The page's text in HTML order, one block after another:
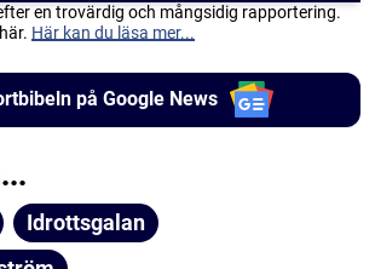
en trovärdig och mångsidig rapportering.
Här kan du läsa mer...
på Google News
Idrottsgalan